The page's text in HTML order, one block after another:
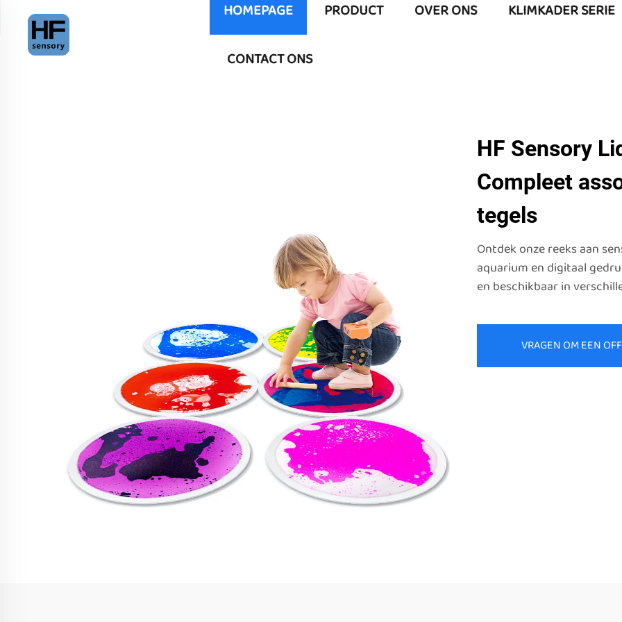
HOMEPAGE PRODUCT OVER ONS KLIMKADER SERIE
CONTACT ONS
HF Sensory
Compleet
tegels
Ontdek onze reeks aan
aquarium en digitaal
en beschikbaar in
VRAGEN OM EEN